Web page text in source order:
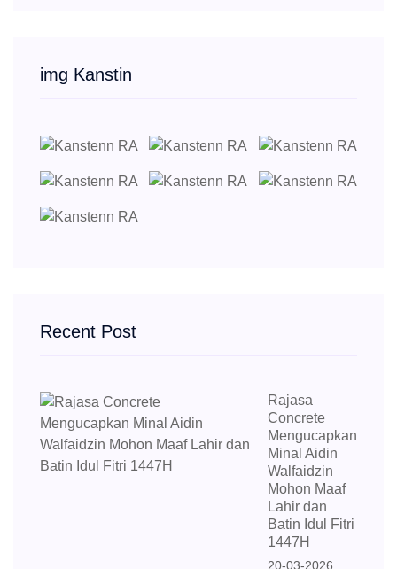
img Kanstin
Recent Post
Rajasa
Concrete
Mengucapkan
Minal Aidin
Walfaidzin
Mohon Maaf
Lahir dan
Batin Idul Fitri
1447H
20-03-2026